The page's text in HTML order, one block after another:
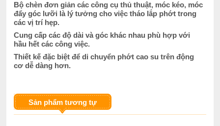
Bộ chèn đơn giản các công cụ thủ thuật, móc kéo, móc
đẩy góc lưỡi là lý tưởng cho việc tháo lắp phớt trong
các vị trí hẹp.
Cung cấp các độ dài và góc khác nhau phù hợp với
hầu hết các công việc.
Thiết kế đặc biệt để di chuyển phớt cao su trên động
cơ dễ dàng hơn.
Sản phẩm tương tự